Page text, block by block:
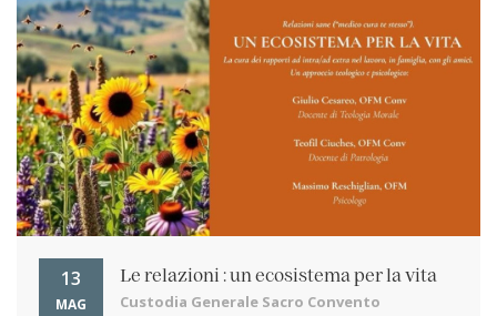
13
MAG
Le relazioni : un ecosistema per la vita
Custodia Generale Sacro Convento